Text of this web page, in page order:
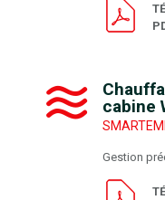
cabine
Gestion